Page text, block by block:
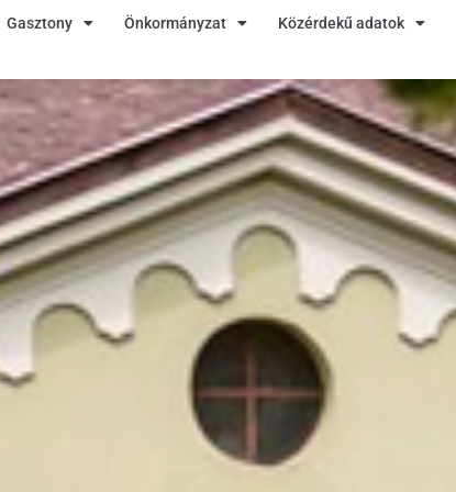
Gasztony Önkormányzat Közérdekű adatok